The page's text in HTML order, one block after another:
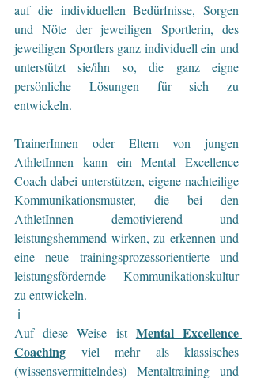
auf die individuellen Bedürfnisse, Sorgen
und Nöte der jeweiligen Sportlerin, des
jeweiligen Sportlers ganz individuell ein und
unterstützt sie/ihn so, die ganz eigne
persönliche Lösungen für sich zu
entwickeln.
TrainerInnen oder Eltern von jungen
AthletInnen kann ein Mental Excellence
Coach dabei unterstützen, eigene nachteilige
Kommunikationsmuster, die bei den
AthletInnen demotivierend und
leistungshemmend wirken, zu erkennen und
eine neue trainingsprozessorientierte und
leistungsfördernde Kommunikationskultur
zu entwickeln.
ℹ
Auf diese Weise ist Mental Excellence
Coaching viel mehr als klassisches
(wissensvermittelndes) Mentaltraining und